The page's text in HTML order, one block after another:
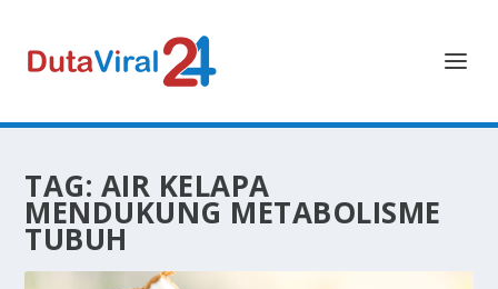
TAG: AIR KELAPA
MENDUKUNG METABOLISME
TUBUH